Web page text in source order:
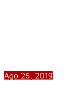
Ago 26, 2019